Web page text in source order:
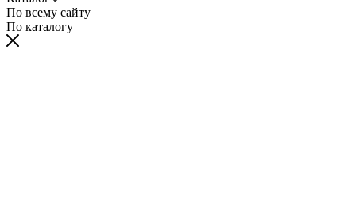
По всему сайту
По каталогу